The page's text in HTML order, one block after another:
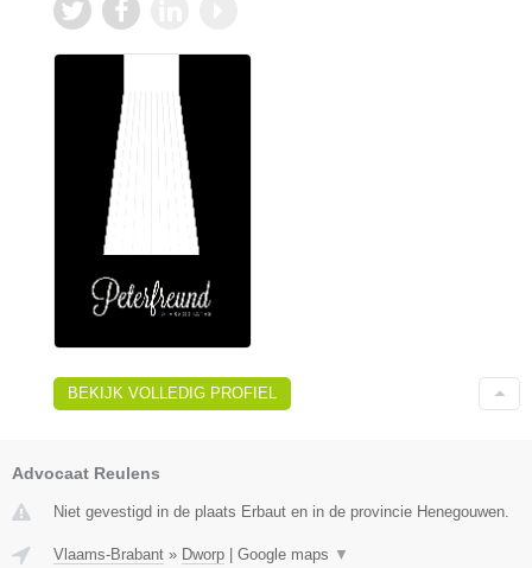
BEKIJK VOLLEDIG PROFIEL
Advocaat Reulens
Niet gevestigd in de plaats Erbaut en in de provincie Henegouwen.
Vlaams-Brabant » Dworp Google maps ▼